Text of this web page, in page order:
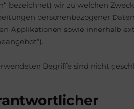
bezeichnet) wir zu welchen
personenbezogener
Applikationen sowie innerhalb
Begriffe sind nicht